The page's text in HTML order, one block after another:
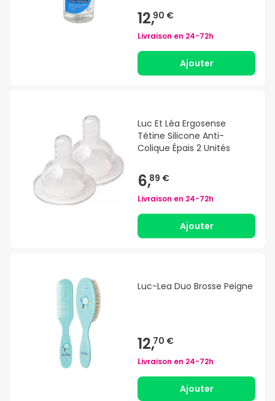
12,90 €
Livraison en 24-72h
Ajouter
Luc Et Léa Ergosense
Tétine Silicone Anti-
Colique Épais 2 Unités
6,89 €
Livraison en 24-72h
Ajouter
Luc-Lea Duo Brosse Peigne
12,70 €
Livraison en 24-72h
Ajouter